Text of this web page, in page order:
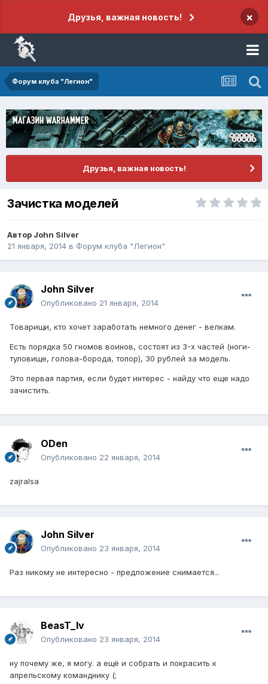
Друзья, важная новость! ×
Форум клуба "Легион"
Друзья, важная новость!
Зачистка моделей
Автор John Silver
21 января, 2014 в Форум клуба "Легион"
John Silver
Опубликовано 21 января, 2014
Товарищи, кто хочет заработать немного денег - велкам.
Есть порядка 50 гномов воинов, состоят из 3-х частей (ноги-
туловище, голова-борода, топор), 30 рублей за модель.
Это первая партия, если будет интерес - найду что еще надо
зачистить.
ODen
Опубликовано 22 января, 2014
zajralsa
John Silver
Опубликовано 23 января, 2014
Раз никому не интересно - предложение снимается...
BeasT_lv
Опубликовано 23 января, 2014
ну почему же, я могу. а ещё и собрать и покрасить к
апрельскому команднику (;